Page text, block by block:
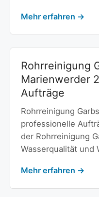
Mehr erfahren →
Rohrreinigung
Marienwerder
Aufträge
Rohrreinigung
professionelle
der Rohrreinigung
Wasserqualität und
Mehr erfahren →